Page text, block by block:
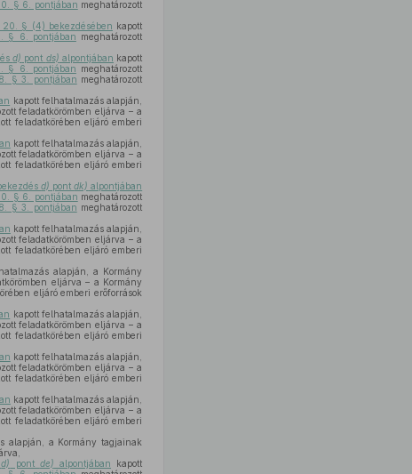
§ 6. pontjában meghatározott
20. § (4) bekezdésében kapott
§ 6. pontjában meghatározott
d) pont ds) alpontjában kapott
§ 6. pontjában meghatározott
§ 3. pontjában meghatározott
kapott felhatalmazás alapján,
feladatkörömben eljárva – a
feladatkörében eljáró emberi
kapott felhatalmazás alapján,
feladatkörömben eljárva – a
feladatkörében eljáró emberi
d) pontdk) alpontjában
§ 6. pontjában meghatározott
§ 3. pontjában meghatározott
kapott felhatalmazás alapján,
feladatkörömben eljárva – a
feladatkörében eljáró emberi
alapján, a Kormány
eljárva – a Kormány
eljáró emberi erőforrások
kapott felhatalmazás alapján,
feladatkörömben eljárva – a
feladatkörében eljáró emberi
kapott felhatalmazás alapján,
feladatkörömben eljárva – a
feladatkörében eljáró emberi
kapott felhatalmazás alapján,
feladatkörömben eljárva – a
feladatkörében eljáró emberi
alapján, a Kormány tagjainak
d) pont de) alpontjában kapott